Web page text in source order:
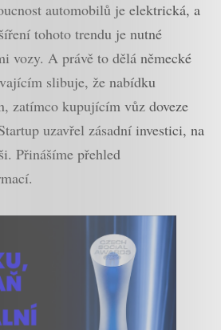
automobilů je elektrická, a
tohoto trendu je nutné
vozy. A právě to dělá německé
slibuje, že nabídku
zatímco kupujícím vůz doveze
uzavřel zásadní investici, na
Přinášíme přehled